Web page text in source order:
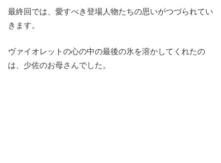
最終回では、愛すべき登場人物たちの思いがつづられてい
きます。
ヴァイオレットの心の中の最後の氷を溶かしてくれたの
は、少佐のお母さんでした。